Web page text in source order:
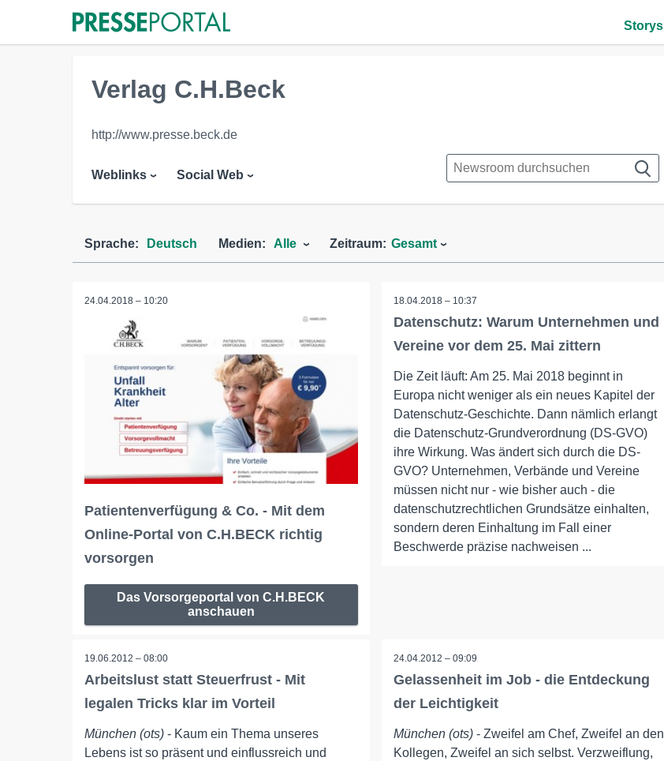
Storys
Verlag C.H.Beck
http://www.presse.beck.de
Weblinks Social Web
Sprache: Deutsch Medien: Alle Zeitraum: Gesamt
24.04.2018 – 10:20
Patientenverfügung & Co. - Mit dem
Online-Portal von C.H.BECK richtig
vorsorgen
Das Vorsorgeportal von C.H.BECK
anschauen
18.04.2018 – 10:37
Datenschutz: Warum Unternehmen und
Vereine vor dem 25. Mai zittern
Die Zeit läuft: Am 25. Mai 2018 beginnt in
Europa nicht weniger als ein neues Kapitel der
Datenschutz-Geschichte. Dann nämlich erlangt
die Datenschutz-Grundverordnung (DS-GVO)
ihre Wirkung. Was ändert sich durch die DS-
GVO? Unternehmen, Verbände und Vereine
müssen nicht nur - wie bisher auch - die
datenschutzrechtlichen Grundsätze einhalten,
sondern deren Einhaltung im Fall einer
Beschwerde präzise nachweisen ...
19.06.2012 – 08:00
Arbeitslust statt Steuerfrust - Mit
legalen Tricks klar im Vorteil
München (ots) - Kaum ein Thema unseres
Lebens ist so präsent und einflussreich und
24.04.2012 – 09:09
Gelassenheit im Job - die Entdeckung
der Leichtigkeit
München (ots)- Zweifel am Chef, Zweifel an den
Kollegen, Zweifel an sich selbst. Verzweiflung,